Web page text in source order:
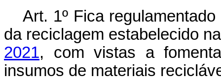
Art. 1º Fica
da reciclagem estabelecido
2021, com vistas a
insumos de materiais